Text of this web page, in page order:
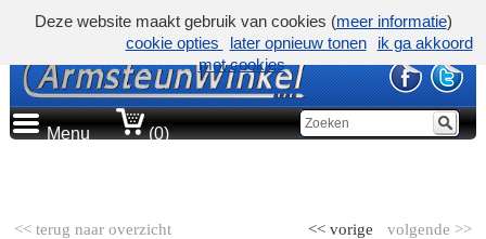
Menu (0)
<< terug naar overzicht volgende >>
<< vorige
Deze website maakt gebruik van cookies (meer informatie)
cookie opties
later opnieuw tonen
ik ga akkoord
met cookies